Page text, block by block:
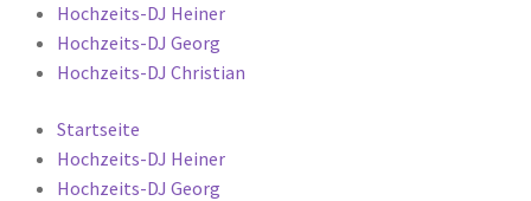
Hochzeits-DJ Heiner
Hochzeits-DJ Georg
Hochzeits-DJ Christian
Startseite
Hochzeits-DJ Heiner
Hochzeits-DJ Georg